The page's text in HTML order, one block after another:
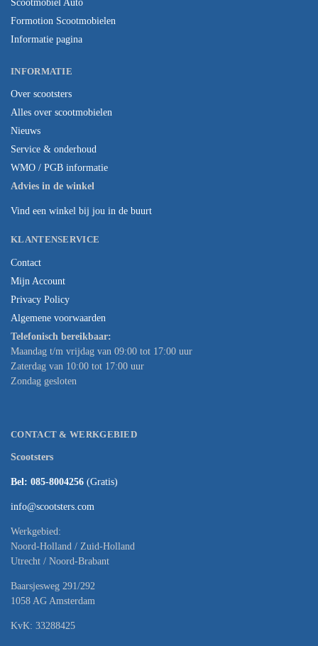
Scootmobiel Auto
Formotion Scootmobielen
Informatie pagina
INFORMATIE
Over scootsters
Alles over scootmobielen
Nieuws
Service & onderhoud
WMO / PGB informatie
Advies in de winkel
Vind een winkel bij jou in de buurt
KLANTENSERVICE
Contact
Mijn Account
Privacy Policy
Algemene voorwaarden
Telefonisch bereikbaar:
Maandag t/m vrijdag van 09:00 tot 17:00 uur
Zaterdag van 10:00 tot 17:00 uur
Zondag gesloten
CONTACT & WERKGEBIED
Scootsters
Bel: 085-8004256 (Gratis)
info@scootsters.com
Werkgebied:
Noord-Holland / Zuid-Holland
Utrecht / Noord-Brabant
Baarsjesweg 291/292
1058 AG Amsterdam
KvK: 33288425